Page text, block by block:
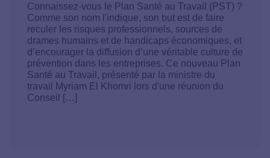
Connaissez-vous le Plan Santé au Travail (PST) ?
Comme son nom l'indique, son but est de faire
reculer les risques professionnels, sources de
drames humains et de handicaps économiques, et
d’encourager la diffusion d’une véritable culture de
prévention dans les entreprises. Ce nouveau Plan
Santé au Travail, présenté par la ministre du
travail Myriam El Khomri lors d'une réunion du
Conseil […]